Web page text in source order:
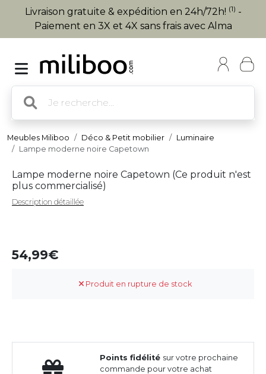
Livraison gratuite & expédition en 24h/72h! (1) -
Paiement en 3X et 4X sans frais avec Alma
Meubles Miliboo Déco & Petit mobilier
Luminaire
Lampe moderne noire Capetown
Lampe moderne noire Capetown (Ce produit n'est
plus commercialisé)
Description détaillée
54,99
Produit en rupture de stock
Points fidélité sur votre prochaine
commande pour votre achat